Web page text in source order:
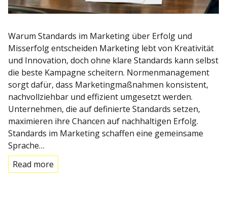
Warum Standards im Marketing über Erfolg und
Misserfolg entscheiden Marketing lebt von Kreativität
und Innovation, doch ohne klare Standards kann selbst
die beste Kampagne scheitern. Normenmanagement
sorgt dafür, dass Marketingmaßnahmen konsistent,
nachvollziehbar und effizient umgesetzt werden.
Unternehmen, die auf definierte Standards setzen,
maximieren ihre Chancen auf nachhaltigen Erfolg.
Standards im Marketing schaffen eine gemeinsame
Sprache…
Read more